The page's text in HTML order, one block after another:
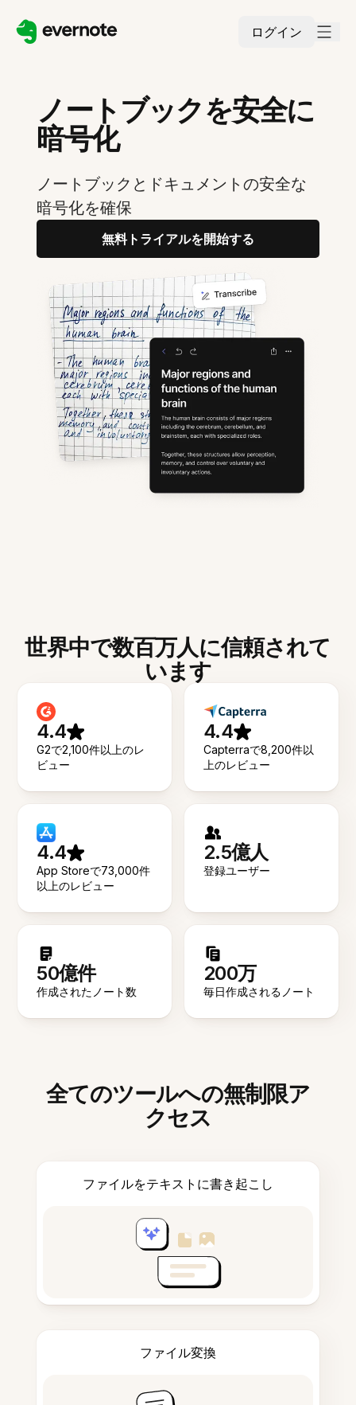
ログイン
ノートブックを安全に
暗号化
ノートブックとドキュメントの安全な
暗号化を確保
無料トライアルを開始する
世界中で数百万人に信頼されて
います
4.4
G2で2,100件以上のレ
ビュー
4.4
Capterraで8,200件以
上のレビュー
4.4
App Storeで73,000件
以上のレビュー
2.5億人
登録ユーザー
50億件
作成されたノート数
200万
毎日作成されるノート
全てのツールへの無制限ア
クセス
ファイルをテキストに書き起こし
ファイル変換